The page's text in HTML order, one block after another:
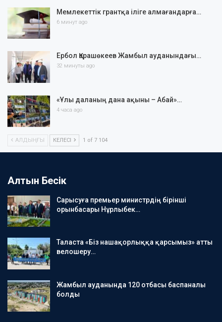
Мемлекеттік грантқа іліге алмағандарға…
6 минут ago
Ербол Қарашөкеев Жамбыл ауданындағы…
32 минуты ago
«Ұлы даланың дана ақыны – Абай»…
4 часа ago
АЛДЫҢҒЫ КЕЛЕСІ 1 of 7 104
Алтын Бесік
Сарысуға премьер министрдің бірінші
орынбасары Нұрлыбек…
Таласта «Біз нашақорлыққа қарсымыз» атты
велошеру…
Жамбыл ауданында 120 отбасы баспаналы
болды